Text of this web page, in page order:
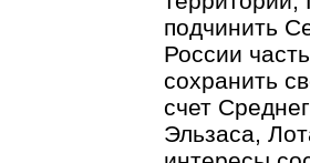
подчинить
России
сохранить
счет
Эльзаса,